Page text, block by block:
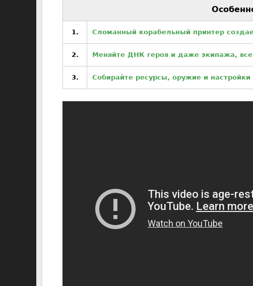
1. Сломанный корабельный принтер
2. Меняйте ДНК героя и даже экипажа,
3. Собирайте ресурсы, оружие и